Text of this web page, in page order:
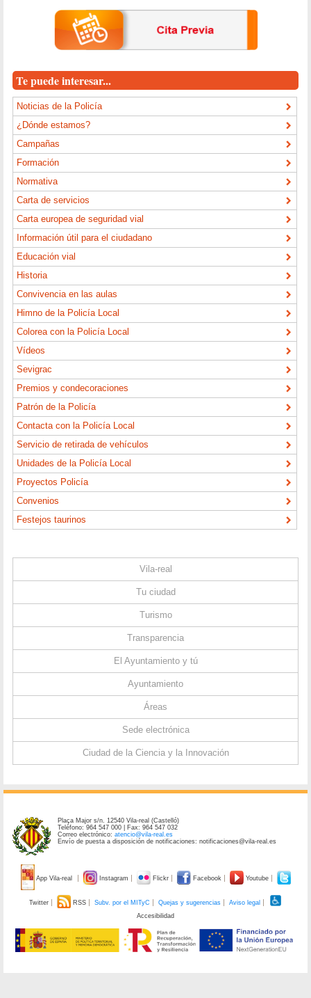
Te puede interesar...
Noticias de la Policía
¿Dónde estamos?
Campañas
Formación
Normativa
Carta de servicios
Carta europea de seguridad vial
Información útil para el ciudadano
Educación vial
Historia
Convivencia en las aulas
Himno de la Policía Local
Colorea con la Policía Local
Vídeos
Sevigrac
Premios y condecoraciones
Patrón de la Policía
Contacta con la Policía Local
Servicio de retirada de vehículos
Unidades de la Policía Local
Proyectos Policía
Convenios
Festejos taurinos
Vila-real
Tu ciudad
Turismo
Transparencia
El Ayuntamiento y tú
Ayuntamiento
Áreas
Sede electrónica
Ciudad de la Ciencia y la Innovación
Plaça Major s/n. 12540 Vila-real (Castelló)
Teléfono: 964 547 000 | Fax: 964 547 032
Correo electrónico:atencio@vila-real.es
Envío de puesta a disposición de notificaciones: notificaciones@vila-real.es
App Vila-real Instagram Flickr Facebook Youtube
Twitter RSS Subv. por el MITyC Quejas y sugerencias
Aviso legal
Accesibilidad